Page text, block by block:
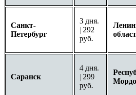
Санкт-
Петербург
3 дня.
| 292
руб.
Саранск
4 дня.
| 299
руб.